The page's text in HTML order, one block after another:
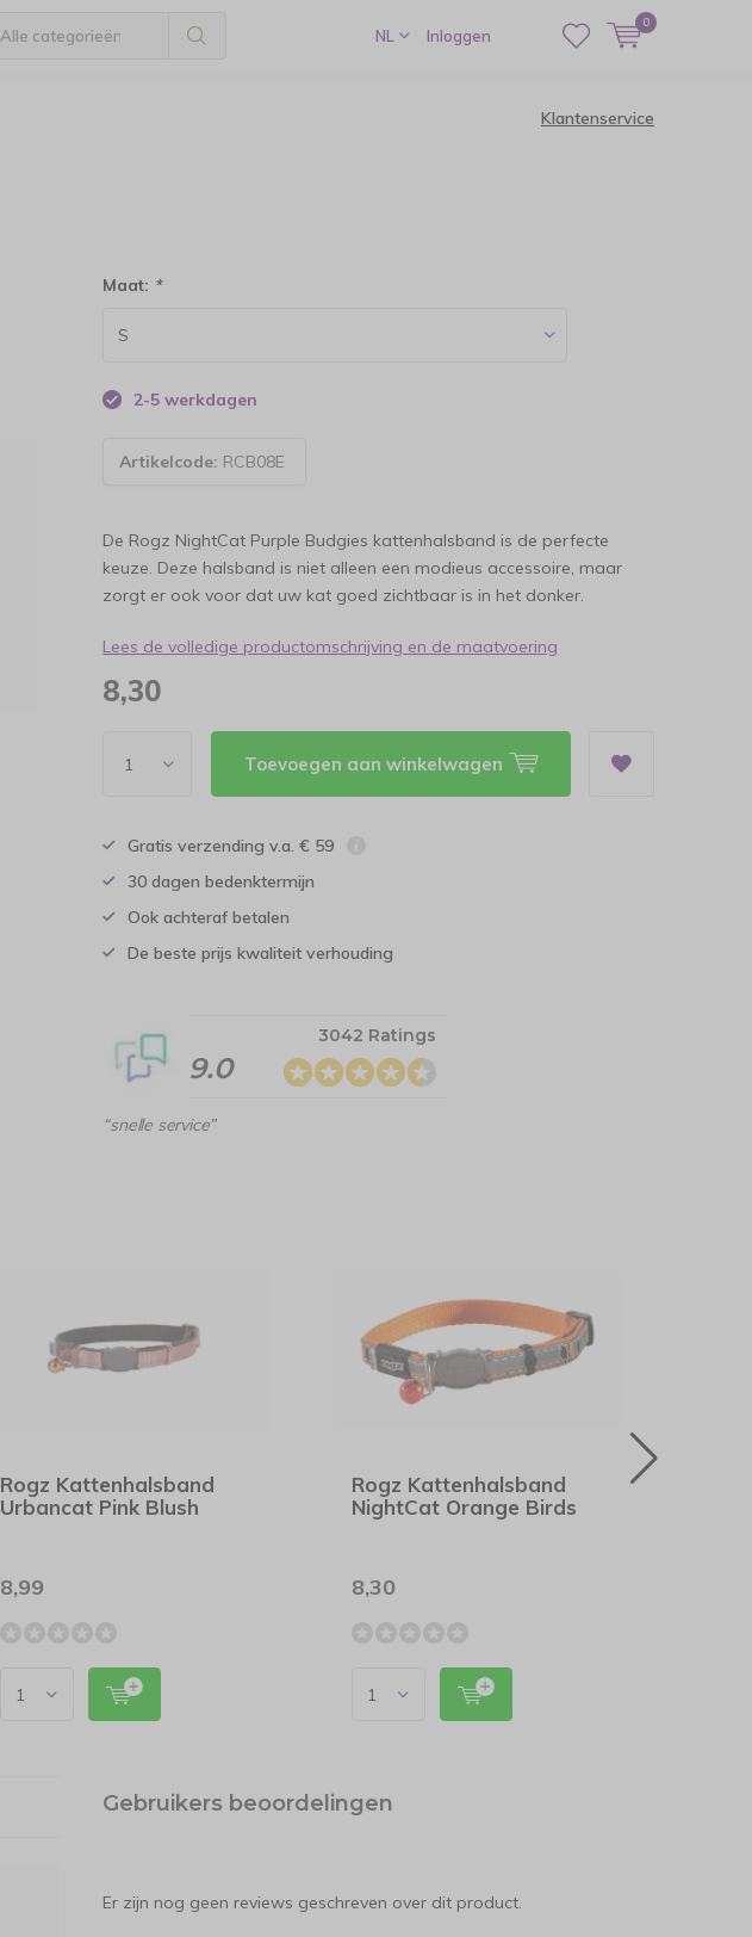
NL Inloggen
0
Klantenservice
Maat: *
2-5 werkdagen
Artikelcode: RCB08E
De Rogz NightCat Purple Budgies kattenhalsband is de perfecte
keuze. Deze halsband is niet alleen een modieus accessoire, maar
zorgt er ook voor dat uw kat goed zichtbaar is in het donker.
Lees de volledige productomschrijving en de maatvoering
8,30
Toevoegen aan winkelwagen
Gratis verzending v.a. € 59
30 dagen bedenktermijn
Ook achteraf betalen
De beste prijs kwaliteit verhouding
9.0
3042 Ratings
“snelle service”
Rogz Kattenhalsband
Urbancat Pink Blush
8,99
Rogz Kattenhalsband
NightCat Orange Birds
8,30
Gebruikers beoordelingen
Er zijn nog geen reviews geschreven over dit product.